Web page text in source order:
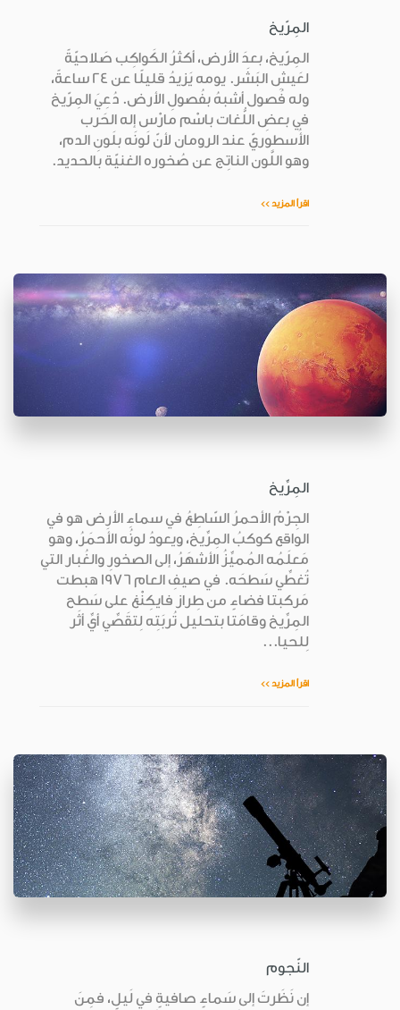
المِرّيخ
المِرّيخ، بعدَ الأرض، أكثرُ الكَواكِب صَلاحيّةً
لعَيشِ البَشَر. يومه يَزيدُ قليلًا عن 24 ساعةً،
وله فُصول أشبهُ بفُصولِ الأرض. دُعِيَ المِرّيخ
في بعضِ اللُّغات باسْم مارْس إله الحَرب
الأُسطوريّ عند الرومان لأنّ لَونَه بلَونِ الدم،
وهو اللَّون الناتِج عن صُخوره الغنيّة بالحديد.
اقرأ المزيد >>
المِرِّيخ
الجِرْمُ الأحمرُ السّاطِعُ في سماءِ الأرض هو في
الواقع كوكبُ المِرِّيخ، ويعودُ لونُه الأَحمَرُ، وهو
مَعلَمُه المُميِّزُ الأشهَرُ، إلى الصخورِ والغُبار التي
تُغطِّي سَطحَه. في صيفِ العام 1976 هبطت
مَركبتا فضاءٍ من طِراز فايكِنْغ على سَطح
المِرِّيخ وقامَتا بتحليل تُربَتِه لِتقَصِّي أيِّ أثَر
لِلحيا...
اقرأ المزيد >>
النّجوم
إن نَظَرتَ إلى سَماءٍ صافيةٍ في لَيلٍ، فمِنَ